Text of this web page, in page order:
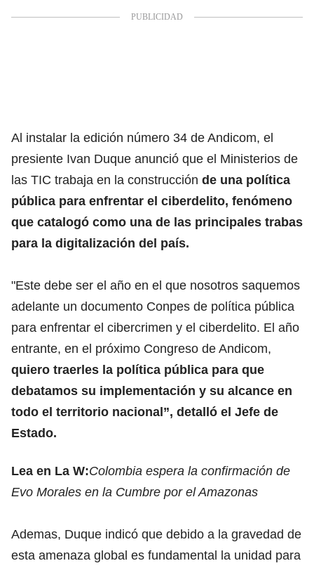
Al instalar la edición número 34 de Andicom, el
presiente Ivan Duque anunció que el Ministerios de
las TIC trabaja en la construcción de una política
pública para enfrentar el ciberdelito, fenómeno
que catalogó como una de las principales trabas
para la digitalización del país.
"Este debe ser el año en el que nosotros saquemos
adelante un documento Conpes de política pública
para enfrentar el cibercrimen y el ciberdelito. El año
entrante, en el próximo Congreso de Andicom,
quiero traerles la política pública para que
debatamos su implementación y su alcance en
todo el territorio nacional”, detalló el Jefe de
Estado.
Lea en La W:Colombia espera la confirmación de
Evo Morales en la Cumbre por el Amazonas
Ademas, Duque indicó que debido a la gravedad de
esta amenaza global es fundamental la unidad para